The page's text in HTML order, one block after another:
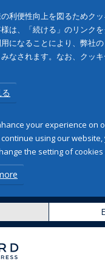
利便性向上を図るためク
は、「続ける」のリンク
になることにより、弊社
なされます。なお、クッ
your experience on
using our website,
the setting of cookies